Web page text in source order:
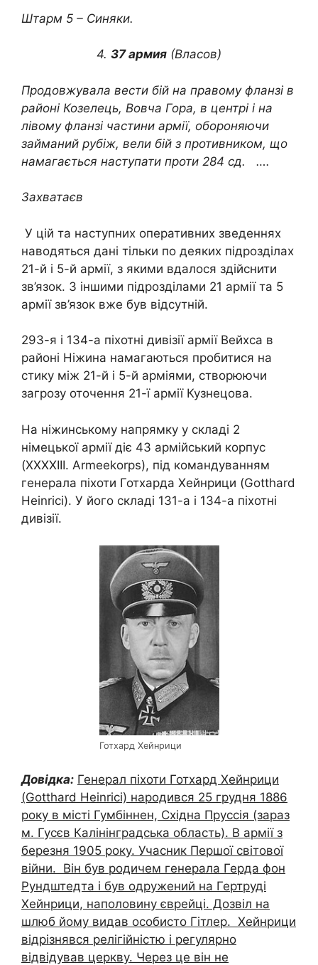
Штарм 5 – Синяки.
4. 37 армия (Власов)
Продовжувала вести бій на правому фланзі в
районі Козелець, Вовча Гора, в центрі і на
лівому фланзі частини армії, обороняючи
займаний рубіж, вели бій з противником, що
намагається наступати проти 284 сд. ….
Захватаєв
У цій та наступних оперативних зведеннях
наводяться дані тільки по деяких підрозділах
21-й і 5-й армії, з якими вдалося здійснити
зв’язок. З іншими підрозділами 21 армії та 5
армії зв’язок вже був відсутній.
293-я і 134-а піхотні дивізії армії Вейхса в
районі Ніжина намагаються пробитися на
стику між 21-й і 5-й арміями, створюючи
загрозу оточення 21-ї армії Кузнецова.
На ніжинському напрямку у складі 2
німецької армії діє 43 армійський корпус
(XXXXIII. Armeekorps), під командуванням
генерала піхоти Готхарда Хейнрици (Gotthard
Heinrici). У його складі 131-а і 134-а піхотні
дивізії.
Готхард Хейнрици
Довідка: Генерал піхоти Готхард Хейнрици
(Gotthard Heinrici) народився 25 грудня 1886
року в місті Гумбіннен, Східна Пруссія (зараз
м. Гусєв Калінінградська область). В армії з
березня 1905 року. Учасник Першої світової
війни. Він був родичем генерала Герда фон
Рундштедта і був одружений на Гертруді
Хейнрици, наполовину єврейці. Дозвіл на
шлюб йому видав особисто Гітлер. Хейнрици
відрізнявся релігійністю і регулярно
відвідував церкву. Через це він не